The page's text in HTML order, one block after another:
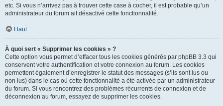
etc. Si vous n’arrivez pas à trouver cette case à cocher, il est probable qu’un
administrateur du forum ait désactivé cette fonctionnalité.
Haut
À quoi sert « Supprimer les cookies » ?
Cette option vous permet d’effacer tous les cookies générés par phpBB 3.3 qui
conservent votre authentification et votre connexion au forum. Les cookies
permettent également d’enregistrer le statut des messages (s’ils sont lus ou
non lus) dans le cas où cette fonctionnalité a été activée par un administrateur
du forum. Si vous rencontrez des problèmes récurrents de connexion et de
déconnexion au forum, essayez de supprimer les cookies.